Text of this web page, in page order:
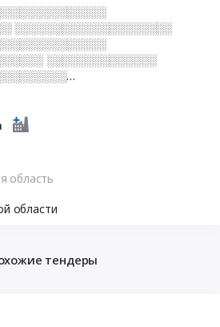
░░░░░░░░░░░░░░░░░░░░
░░░░░░░░░░░░░░
░░░░░░░░░░░░░░░░
область
области
тендеры